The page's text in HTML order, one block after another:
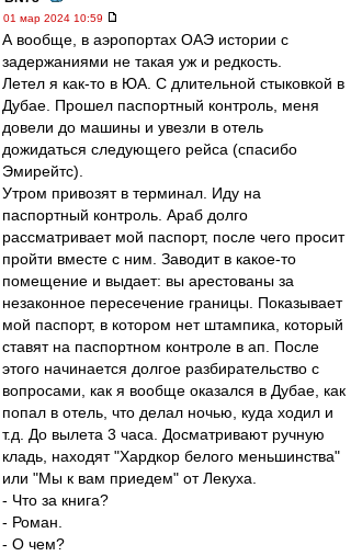
01 мар 2024 10:59
А вообще, в аэропортах ОАЭ истории с
задержаниями не такая уж и редкость.
Летел я как-то в ЮА. С длительной стыковкой в
Дубае. Прошел паспортный контроль, меня
довели до машины и увезли в отель
дожидаться следующего рейса (спасибо
Эмирейтс).
Утром привозят в терминал. Иду на
паспортный контроль. Араб долго
рассматривает мой паспорт, после чего просит
пройти вместе с ним. Заводит в какое-то
помещение и выдает: вы арестованы за
незаконное пересечение границы. Показывает
мой паспорт, в котором нет штампика, который
ставят на паспортном контроле в ап. После
этого начинается долгое разбирательство с
вопросами, как я вообще оказался в Дубае, как
попал в отель, что делал ночью, куда ходил и
т.д. До вылета 3 часа. Досматривают ручную
кладь, находят "Хардкор белого меньшинства"
или "Мы к вам приедем" от Лекуха.
- Что за книга?
- Роман.
- О чем?